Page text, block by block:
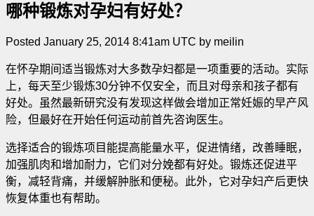
哪种锻炼对孕妇有好处？
Posted January 25, 2014 8:41am UTC by meilin
在怀孕期间适当锻炼对大多数孕妇都是一项重要的活动。实际
上，每天至少锻炼30分钟不仅安全，而且对母亲和孩子都有
好处。虽然最新研究没有发现这样做会增加正常妊娠的早产风
险，但最好在开始任何运动前首先咨询医生。
选择适合的锻炼项目能提高能量水平，促进情绪，改善睡眠，
加强肌肉和增加耐力，它们对分娩都有好处。锻炼还促进平
衡，减轻背痛，并缓解肿胀和便秘。此外，它对孕妇产后更快
恢复体重也有帮助。